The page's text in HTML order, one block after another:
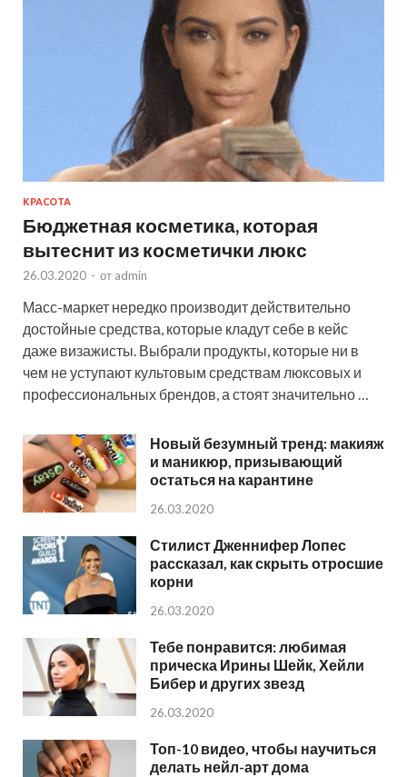
КРАСОТА
Бюджетная косметика, которая
вытеснит из косметички люкс
26.03.2020 - от admin
Масс-маркет нередко производит действительно
достойные средства, которые кладут себе в кейс
даже визажисты. Выбрали продукты, которые ни в
чем не уступают культовым средствам люксовых и
профессиональных брендов, а стоят значительно …
Новый безумный тренд: макияж
и маникюр, призывающий
остаться на карантине
26.03.2020
Стилист Дженнифер Лопес
рассказал, как скрыть отросшие
корни
26.03.2020
Тебе понравится: любимая
прическа Ирины Шейк, Хейли
Бибер и других звезд
26.03.2020
Топ-10 видео, чтобы научиться
делать нейл-арт дома